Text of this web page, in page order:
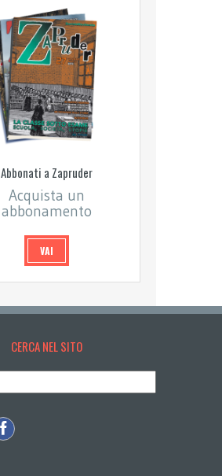
Abbonati a Zapruder
Acquista un
abbonamento
VAI
CERCA NEL SITO